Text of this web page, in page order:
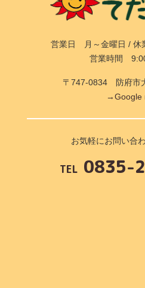
営業日 月～金曜日 / 休
営業時間
〒747-0834 防府市
→Google
お気軽にお問い合
TEL 0835-